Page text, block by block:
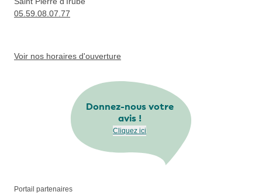
05.59.08.07.77
Voir nos horaires d'ouverture
Donnez-nous votre
avis !
Cliquez ici
Portail partenaires